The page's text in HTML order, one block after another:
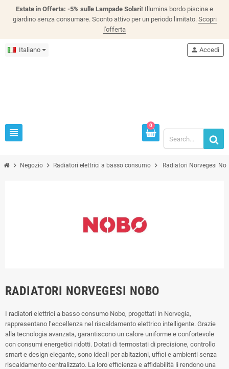
Estate in Offerta: -5% sulle Lampade Solari! Illumina bordo piscina e
giardino senza consumare. Sconto attivo per un periodo limitato. Scopri
l'offerta
Italiano
view_headline
person Accedi
0
chevron_right Negozio chevron_right Radiatori elettrici a basso consumo chevron_right Radiatori Norvegesi
RADIATORI NORVEGESI NOBO
I radiatori elettrici a basso consumo Nobo, progettati in Norvegia,
rappresentano l’eccellenza nel riscaldamento elettrico intelligente. Grazie
alla tecnologia avanzata, garantiscono un calore uniforme e confortevole
con consumi energetici ridotti. Dotati di termostati di precisione, controllo
smart e design elegante, sono ideali per abitazioni, uffici e ambienti senza
riscaldamento centralizzato. La loro efficienza e affidabilità li rendono una